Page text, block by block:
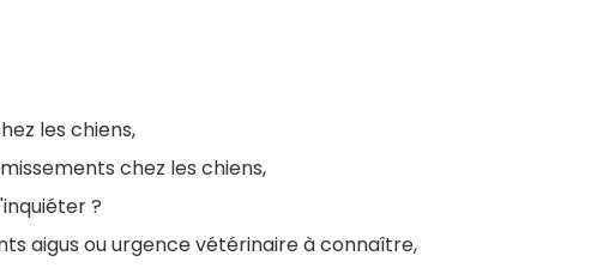
les chiens,
chez les chiens,
?
aigus ou urgence vétérinaire à connaître,